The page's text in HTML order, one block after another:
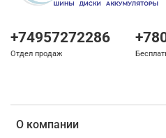
О компании
+74957272286
Отдел продаж